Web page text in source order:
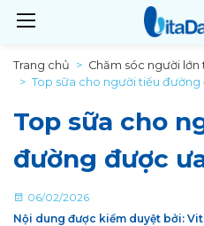
Trang chủ Chăm sóc người lớn
Top sữa cho người tiểu
Top sữa cho
đường được
06/02/2026
Nội dung được kiểm duyệt bởi: